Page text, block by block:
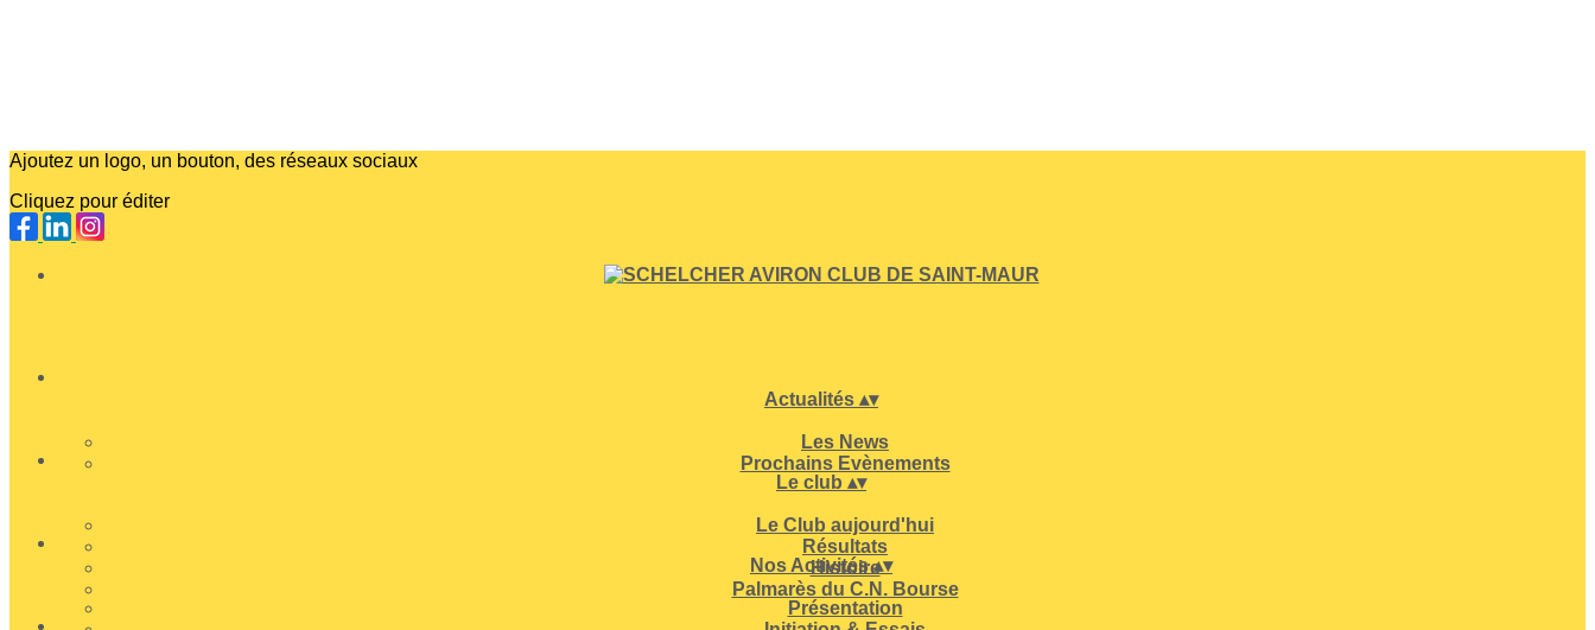
Ajoutez un logo, un bouton, des réseaux sociaux
Cliquez pour éditer
Actualités ▴▾
Les News
Prochains Evènements
Le club ▴▾
Le Club aujourd'hui
Résultats
Histoire
Palmarès du C.N. Bourse
Nos Activités▴▾
Présentation